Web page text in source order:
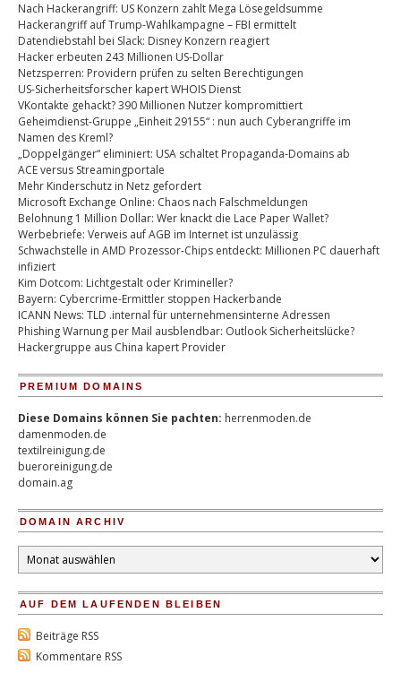
Nach Hackerangriff: US Konzern zahlt Mega Lösegeldsumme
Hackerangriff auf Trump-Wahlkampagne – FBI ermittelt
Datendiebstahl bei Slack: Disney Konzern reagiert
Hacker erbeuten 243 Millionen US-Dollar
Netzsperren: Providern prüfen zu selten Berechtigungen
US-Sicherheitsforscher kapert WHOIS Dienst
VKontakte gehackt? 390 Millionen Nutzer kompromittiert
Geheimdienst-Gruppe „Einheit 29155“ : nun auch Cyberangriffe im
Namen des Kreml?
„Doppelgänger“ eliminiert: USA schaltet Propaganda-Domains ab
ACE versus Streamingportale
Mehr Kinderschutz in Netz gefordert
Microsoft Exchange Online: Chaos nach Falschmeldungen
Belohnung 1 Million Dollar: Wer knackt die Lace Paper Wallet?
Werbebriefe: Verweis auf AGB im Internet ist unzulässig
Schwachstelle in AMD Prozessor-Chips entdeckt: Millionen PC dauerhaft
infiziert
Kim Dotcom: Lichtgestalt oder Krimineller?
Bayern: Cybercrime-Ermittler stoppen Hackerbande
ICANN News: TLD .internal für unternehmensinterne Adressen
Phishing Warnung per Mail ausblendbar: Outlook Sicherheitslücke?
Hackergruppe aus China kapert Provider
PREMIUM DOMAINS
Diese Domains können Sie pachten: herrenmoden.de
damenmoden.de
textilreinigung.de
bueroreinigung.de
domain.ag
DOMAIN ARCHIV
Domain
Archiv
AUF DEM LAUFENDEN BLEIBEN
Beiträge RSS
Kommentare RSS